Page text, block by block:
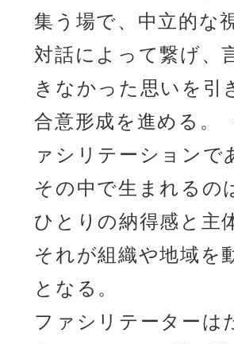
集う場で、中立的な
対話によって繋げ、
きなかった思いを引
合意形成を進める。
ァシリテーションで
その中で生まれるの
ひとりの納得感と主
それが組織や地域を
となる。
ファシリテーターは